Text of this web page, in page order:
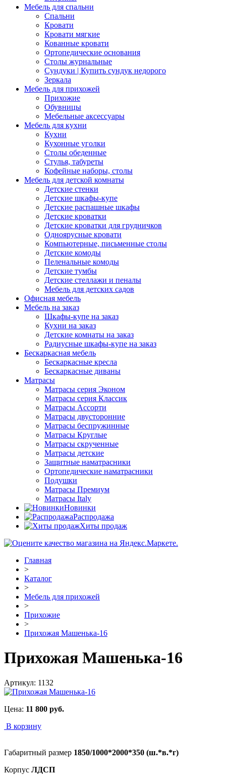
Мебель для спальни
Спальни
Кровати
Кровати мягкие
Кованные кровати
Ортопедические основания
Столы журнальные
Сундуки | Купить сундук недорого
Зеркала
Мебель для прихожей
Прихожие
Обувницы
Мебельные аксессуары
Мебель для кухни
Кухни
Кухонные уголки
Столы обеденные
Стулья, табуреты
Кофейные наборы, столы
Мебель для детской комнаты
Детские стенки
Детские шкафы-купе
Детские распашные шкафы
Детские кроватки
Детские кроватки для грудничков
Одноярусные кровати
Компьютерные, письменные столы
Детские комоды
Пеленальные комоды
Детские тумбы
Детские стеллажи и пеналы
Мебель для детских садов
Офисная мебель
Мебель на заказ
Шкафы-купе на заказ
Кухни на заказ
Детские комнаты на заказ
Радиусные шкафы-купе на заказ
Бескаркасная мебель
Бескаркасные кресла
Бескаркасные диваны
Матрасы
Матрасы серия Эконом
Матрасы серия Классик
Матрасы Ассорти
Матрасы двусторонние
Матрасы беспружинные
Матрасы Круглые
Матрасы скрученные
Матрасы детские
Защитные наматрасники
Ортопедические наматрасники
Подушки
Матрасы Премиум
Матрасы Italy
Новинки
Распродажа
Хиты продаж
Главная
>
Каталог
>
Мебель для прихожей
>
Прихожие
>
Прихожая Машенька-16
Прихожая Машенька-16
Артикул: 1132
Цена: 11 800 руб.
В корзину
Габаритный размер 1850/1000*2000*350 (ш.*в.*г)
Корпус ЛДСП